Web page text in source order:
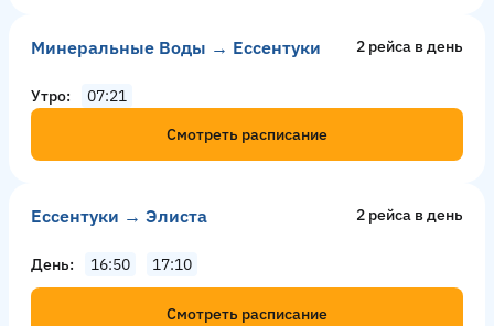
Минеральные Воды → Ессентуки 2 рейсa в день
Утро
07:21
Смотреть расписание
Ессентуки → Элиста 2 рейсa в день
День 16:50 17:10
Смотреть расписание